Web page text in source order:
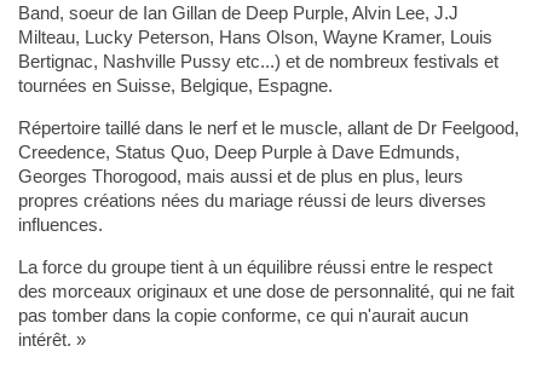
Band, soeur de Ian Gillan de Deep Purple, Alvin Lee, J.J
Milteau, Lucky Peterson, Hans Olson, Wayne Kramer, Louis
Bertignac, Nashville Pussy etc...) et de nombreux festivals et
tournées en Suisse, Belgique, Espagne.
Répertoire taillé dans le nerf et le muscle, allant de Dr Feelgood,
Creedence, Status Quo, Deep Purple à Dave Edmunds,
Georges Thorogood, mais aussi et de plus en plus, leurs
propres créations nées du mariage réussi de leurs diverses
influences.
La force du groupe tient à un équilibre réussi entre le respect
des morceaux originaux et une dose de personnalité, qui ne fait
pas tomber dans la copie conforme, ce qui n'aurait aucun
intérêt. »